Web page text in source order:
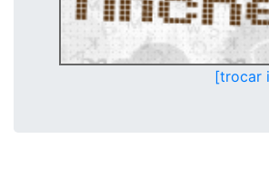
[trocar